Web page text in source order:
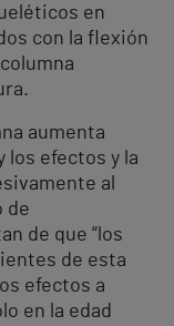
en
con la flexión
aumenta
los efectos y la
al
de
de que “los
de esta
efectos a
en la edad